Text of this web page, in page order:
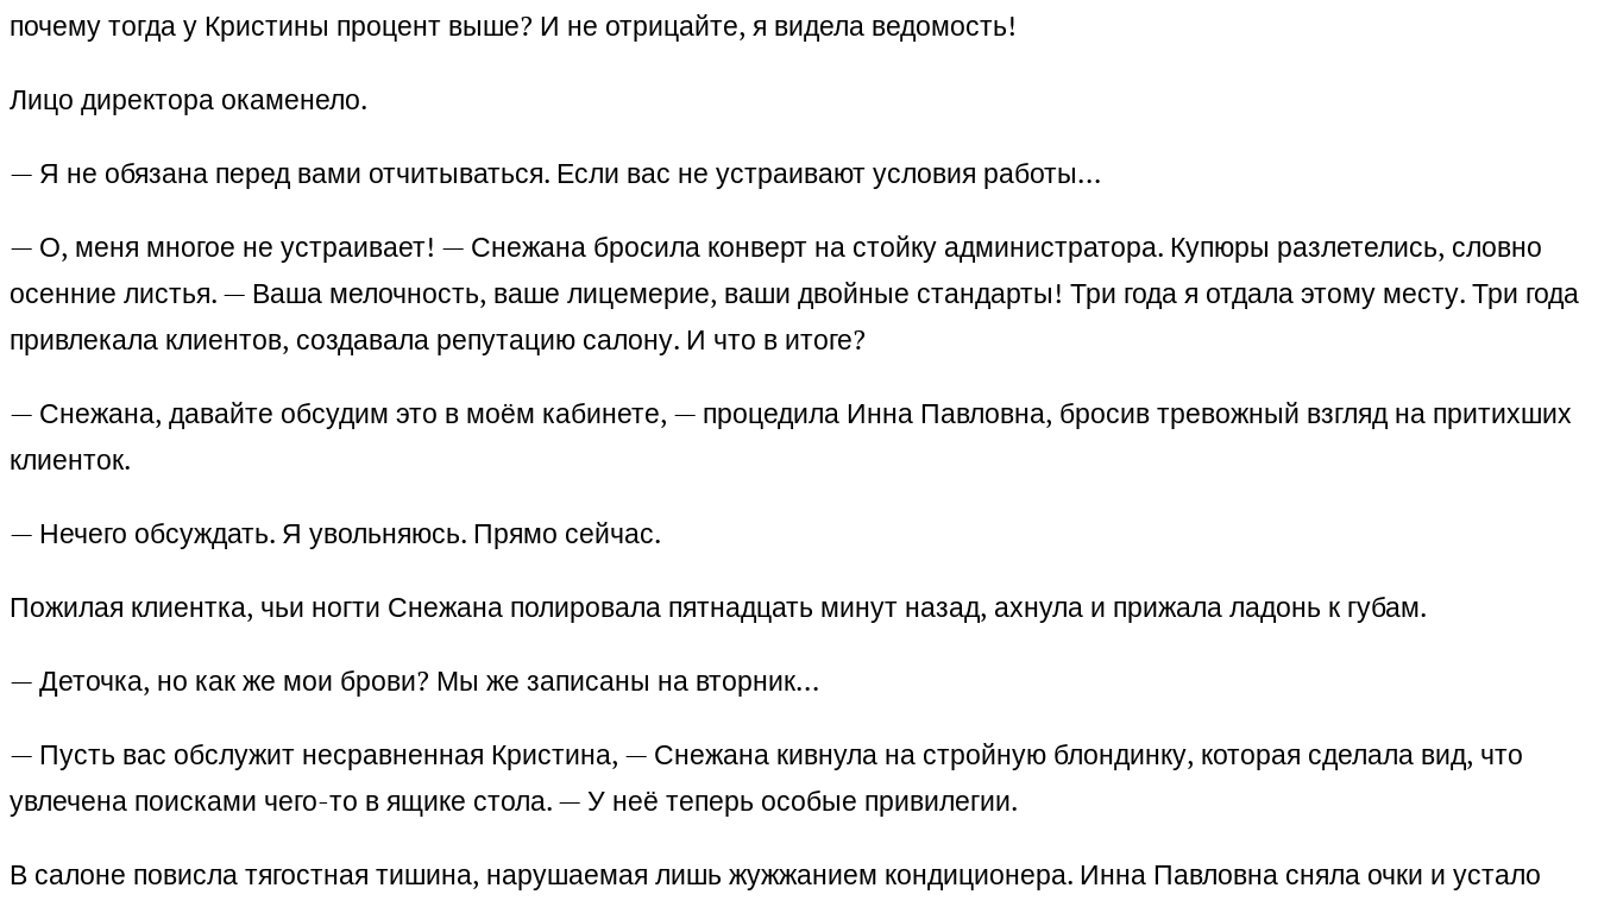
почему тогда у Кристины процент выше? И не отрицайте, я видела ведомость!
Лицо директора окаменело.
— Я не обязана перед вами отчитываться. Если вас не устраивают условия работы…
— О, меня многое не устраивает! — Снежана бросила конверт на стойку администратора. Купюры разлетелись, словно
осенние листья. — Ваша мелочность, ваше лицемерие, ваши двойные стандарты! Три года я отдала этому месту. Три года
привлекала клиентов, создавала репутацию салону. И что в итоге?
— Снежана, давайте обсудим это в моём кабинете, — процедила Инна Павловна, бросив тревожный взгляд на притихших
клиенток.
— Нечего обсуждать. Я увольняюсь. Прямо сейчас.
Пожилая клиентка, чьи ногти Снежана полировала пятнадцать минут назад, ахнула и прижала ладонь к губам.
— Деточка, но как же мои брови? Мы же записаны на вторник…
— Пусть вас обслужит несравненная Кристина, — Снежана кивнула на стройную блондинку, которая сделала вид, что
увлечена поисками чего-то в ящике стола. — У неё теперь особые привилегии.
В салоне повисла тягостная тишина, нарушаемая лишь жужжанием кондиционера. Инна Павловна сняла очки и устало